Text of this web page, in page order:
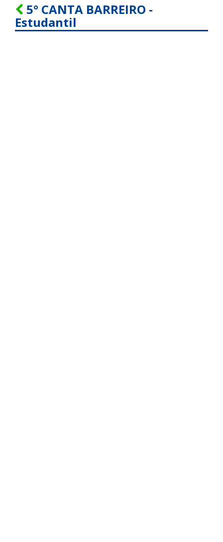
5° CANTA BARREIRO -
Estudantil